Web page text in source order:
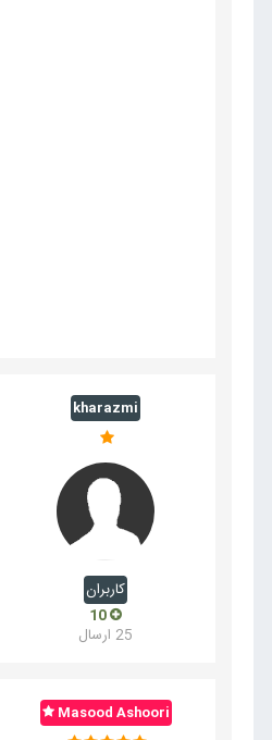
kharazmi
کاربران
25 ارسال
Masood Ashoori